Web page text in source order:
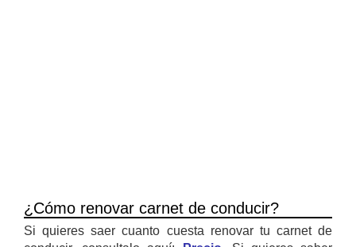
¿Cómo renovar carnet de conducir?
Si quieres saer cuanto cuesta renovar tu carnet de